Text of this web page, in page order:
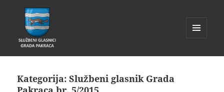
WIDGETI
Kategorija:Službeni glasnik Grada